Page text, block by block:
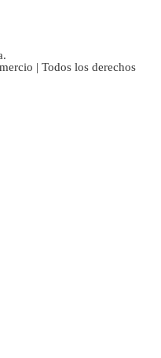
| Todos los derechos